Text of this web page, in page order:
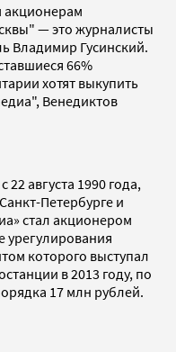
— это журналисты
Владимир Гусинский.
66%
хотят выкупить
Венедиктов
августа 1990 года,
Петербурге и
стал акционером
урегулирования
которого выступал
в 2013 году, по
17 млн рублей.